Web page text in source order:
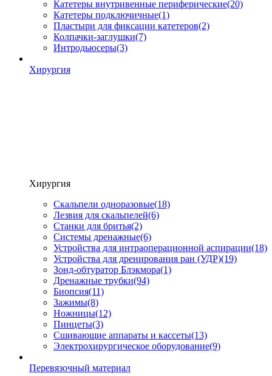
Катетеры внутривенные периферические(20)
Катетеры подключичные(1)
Пластыри для фиксации катетеров(2)
Колпачки-заглушки(7)
Интродьюсеры(3)
Хирургия
Хирургия
Скальпели одноразовые(18)
Лезвия для скальпелей(6)
Станки для бритья(2)
Системы дренажные(6)
Устройства для интраоперационной аспирации(18)
Устройства для дренирования ран (УДР)(19)
Зонд-обтуратор Блэкмора(1)
Дренажные трубки(94)
Биопсия(11)
Зажимы(8)
Ножницы(12)
Пинцеты(3)
Сшивающие аппараты и кассеты(13)
Электрохирургическое оборудование(9)
Перевязочный материал